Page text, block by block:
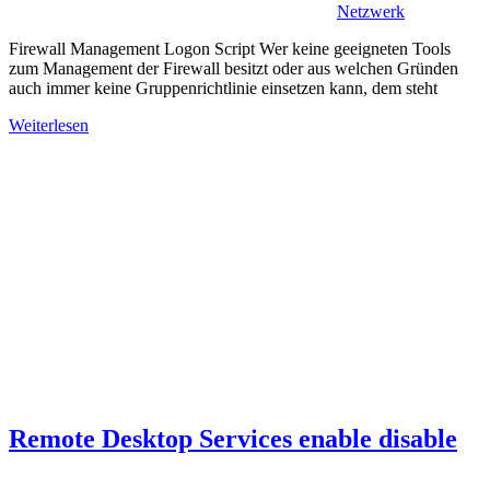
Netzwerk
Firewall Management Logon Script Wer keine geeigneten Tools
zum Management der Firewall besitzt oder aus welchen Gründen
auch immer keine Gruppenrichtlinie einsetzen kann, dem steht
Weiterlesen
Remote Desktop Services enable disable